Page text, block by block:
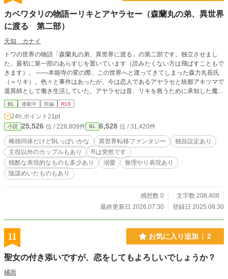
カベワタリの物語ーリキとアヤラセー（森蘭丸の弟、異世界
に渡る 第二部）
天知 カナイ
トワの世界の物語「森蘭丸の弟、異世界に渡る」の第二部です。独立させまし
た。最初に第一部のあらすじを置いています（読みたくない方は飛ばすこともで
きます）。 ——本能寺の変の際、この世界へと渡ってきてしまった森力丸長氏
（＝リキ）。色々と事件はあったが、今は恋人であるアヤラセと統都アキツマで
退異師として働き生活していた。アヤラセは昔、リキを救うために承知した魔力
統主候補の仕事に忙しい日々を送っている。 そんな平穏な暮らしの中、昔リキ
を誘拐しようとしたアヤラセの上子（上のきょうだい）、ライセンの情報がもた
らされ、ライセンのことを許せないヤルルアがその真相を探るべく、聖タイカ合
国へ特使として行くことになる。 一方、リキとアヤラセは、伴侶誓言式（＝結
婚式）を挙げようという話になるのだが‥ カベワタリ（＝異界から帯壁を超え
てやって来た者）として、リキは様々な過酷な運命に、アヤラセとともに立ち向
かっていく。 ＊様々な独自設定があります、時々説明を置いています ＊現在連
載中の「日本の常識しか知らない俺には、異世界の普通がわからない」の世界と
同じ世界ですが、こちらはその八十年ほど前のお話になります。違う大陸のお話
た女子高生が、前提条件の違う異世界で暮らしていくには」とも同じ世界です
が、五十年後の違う大陸ですのでほぼつながりはありません。 ＊時間軸として
は ①森蘭丸の弟、異世界に渡る（一応完結済）‥リンクウ大陸 ②本作（①の約
三年後）‥リンクウ大陸 ③龍人に救われた女子高生が、前提条件の違う異世界
で暮らしていくには（完結済、①から五十年後）‥サッカン大陸 ④日本での常
識しか知らない俺には、異世界での普通がわからない（連載中 ①から八十年
後）‥サッカン大陸 という流れになります。 が、本編とはあまり関連はありま
せん。どこからどの作品を読んでいただいても、それぞれで読めるようにはなっ
BL 連載中 長編 R18
24h.ポイント 21pt
小説 25,526 位 / 228,809件 BL 6,528 位 / 31,420件
雌雄同体だけどBLっぽいかな 異世界転移ファンタジー
独自設定あり
主役以外のカップルもあり
Rは突然です
残酷な表現的なものも多少あり
溺愛
無理やり表現あり
陰謀めいたものもあり
感想数 0
文字数 208,408
最終更新日 2026.07.30
登録日 2025.08.30
11 お気に入り追加 2
聖女の付き添いですが、恋をしてもよろしいでしょうか？
橘雨